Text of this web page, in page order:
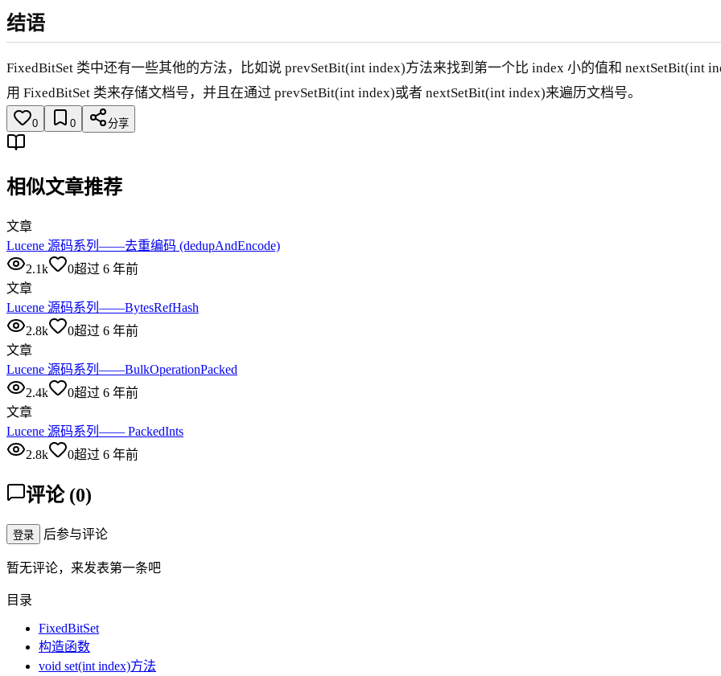
结语
FixedBitSet 类中还有一些其他的方法，比如说 prevSetBit(int index)方法来找到第一个比 index 小的值和 nextSetBit(int
用 FixedBitSet 类来存储文档号，并且在通过 prevSetBit(int index)或者 nextSetBit(int index)来遍历文档号。
0 0 分享
相似文章推荐
文章
Lucene 源码系列——去重编码 (dedupAndEncode)
2.1k
0超过 6 年前
文章
Lucene 源码系列——BytesRefHash
2.8k
0超过 6 年前
文章
Lucene 源码系列——BulkOperationPacked
2.4k
0超过 6 年前
文章
Lucene 源码系列—— PackedInts
2.8k
0超过 6 年前
评论 (0)
登录 后参与评论
暂无评论，来发表第一条吧
目录
FixedBitSet
构造函数
void set(int index)方法